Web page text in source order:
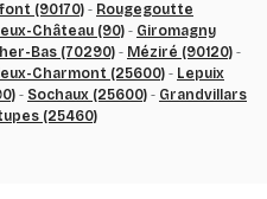
(90170) - Rougegoutte
Château (90) - Giromagny
Bas (70290) - Méziré (90120) -
Charmont (25600) - Lepuix
- Sochaux (25600) - Grandvillars
(25460)